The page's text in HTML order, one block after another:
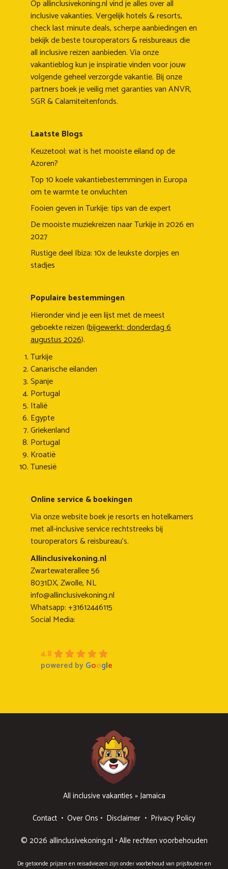
Op allinclusivekoning.nl vind je alles over all
inclusive vakanties. Vergelijk hotels & resorts,
check last minute deals, scherpe aanbiedingen en
bekijk de beste touroperators & reisbureaus die
all inclusive reizen aanbieden. Via onze
vakantieblog kun je inspiratie vinden voor jouw
volgende geheel verzorgde vakantie. Bij onze
partners boek je veilig met garanties van ANVR,
SGR & Calamiteitenfonds.
Laatste Blogs
Keuzetool: wat is het mooiste eiland op de
Azoren?
Top 10 koele vakantiebestemmingen in Europa
om te warmte te onvluchten
Fooien geven in Turkije: tips van de expert
De mooiste muziekreizen naar Turkije in 2026 en
2027
Rustige deel Ibiza: 10x de leukste dorpjes en
stadjes
Populaire bestemmingen
Hieronder vind je een lijst met de meest
geboekte reizen (bijgewerkt: donderdag 6
augustus 2026).
Turkije
Canarische eilanden
Spanje
Portugal
Italië
Egypte
Griekenland
Portugal
Kroatië
Tunesië
Online service & boekingen
Via onze website boek je resorts en hotelkamers
met all-inclusive service rechtstreeks bij
touroperators & reisbureau's.
Allinclusivekoning.nl
Zwartewaterallee 56
8031DX, Zwolle, NL
info@allinclusivekoning.nl
Whatsapp: +31612446115
Social Media:
4.8
powered byGoogle
All inclusive vakanties »Jamaica
Contact • Over Ons • Disclaimer • Privacy Policy
© 2026 allinclusivekoning.nl • Alle rechten voorbehouden
De getoonde prijzen en reisadviezen zijn onder voorbehoud van prijsfouten en